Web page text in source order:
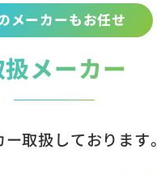
メーカーもお任せ
メーカー
取扱しております。